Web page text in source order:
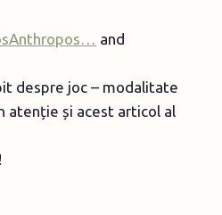
and
despre joc – modalitate
atenție și acest articol al